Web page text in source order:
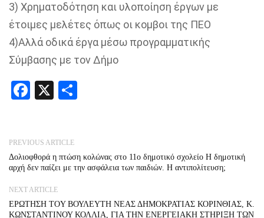
3) Χρηματοδότηση και υλοποίηση έργων με
έτοιμες μελέτες όπως οι κομβοι της ΠΕΟ
4)Αλλά οδικά έργα μέσω προγραμματικής
Σύμβασης με τον Δήμο
Facebook
X
PREVIOUS ARTICLE
Δολιοφθορά η πτώση κολώνας στο 11ο δημοτικό σχολείο Η δημοτική
αρχή δεν παίζει με την ασφάλεια των παιδιών. Η αντιπολίτευση;
NEXT ARTICLE
ΕΡΩΤΗΣΗ ΤOY ΒΟΥΛΕΥΤΗ ΝΕΑΣ ΔΗΜΟΚΡΑΤΙΑΣ ΚΟΡΙΝΘΙΑΣ, Κ.
ΚΩΝΣΤΑΝΤΙΝΟΥ ΚΟΛΛΙΑ, ΓΙΑ ΤΗΝ ΕΝΕΡΓΕΙΑΚΗ ΣΤΗΡΙΞΗ ΤΩΝ